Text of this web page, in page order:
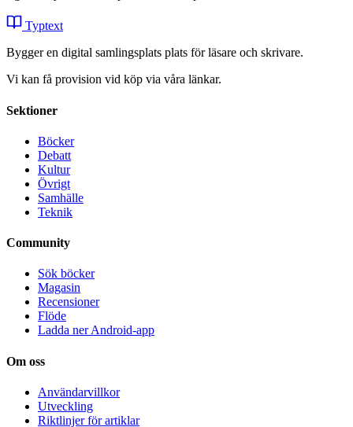
Typtext
Bygger en digital samlingsplats plats för läsare och skrivare.
Vi kan få provision vid köp via våra länkar.
Sektioner
Böcker
Debatt
Kultur
Övrigt
Samhälle
Teknik
Community
Sök böcker
Magasin
Recensioner
Flöde
Ladda ner Android-app
Om oss
Användarvillkor
Utveckling
Riktlinjer för artiklar